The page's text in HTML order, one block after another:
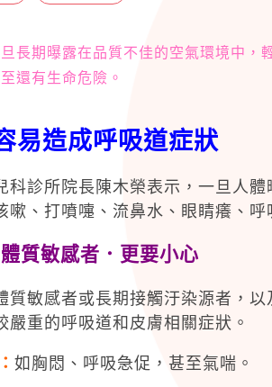
長期曝露在品質不佳的空氣環境中，
還有生命危險。
易造成呼吸道症狀
科診所院長陳木榮表示，一旦人
嗽、打噴嚏、流鼻水、眼睛癢、呼
質敏感者．更要小心
質敏感者或長期接觸汙染源者，
嚴重的呼吸道和皮膚相關症狀。
如胸悶、呼吸急促，甚至氣喘。